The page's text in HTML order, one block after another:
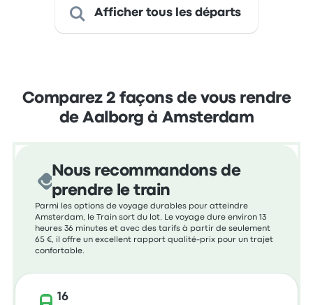
Afficher tous les départs
Comparez 2 façons de vous rendre
de Aalborg à Amsterdam
Nous recommandons de
prendre le train
Parmi les options de voyage durables pour atteindre
Amsterdam, le Train sort du lot. Le voyage dure environ 13
heures 36 minutes et avec des tarifs à partir de seulement
65 €, il offre un excellent rapport qualité-prix pour un trajet
confortable.
16